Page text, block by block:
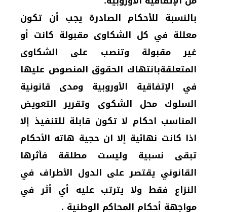
بالنسبة للأحكام الصادرة يجب أن تكون
معللة في كل الشكاوى مقبولة كانت أو
غير مقبولة وتنصب على الشكاوى
المتعلقةبانتهاك الحقوق المنصوص عليها
في الإتفاقية الأوروبية ومدى قانونية
السلوك محل الشكوى وتقرير التعويض
المناسب احكام لا تكون قابلة للتنفيذ إلا
اذا كانت نهائية إلا ان حجية هاته الأحكام
تبقى نسبية وليست مطلقة فأثرها
القانوني يقتصر على الدول الأطراف في
النزاع فقط ولا يترتب عليه أي أثر في
مواجهة أحكام المحاكم الوطنية .